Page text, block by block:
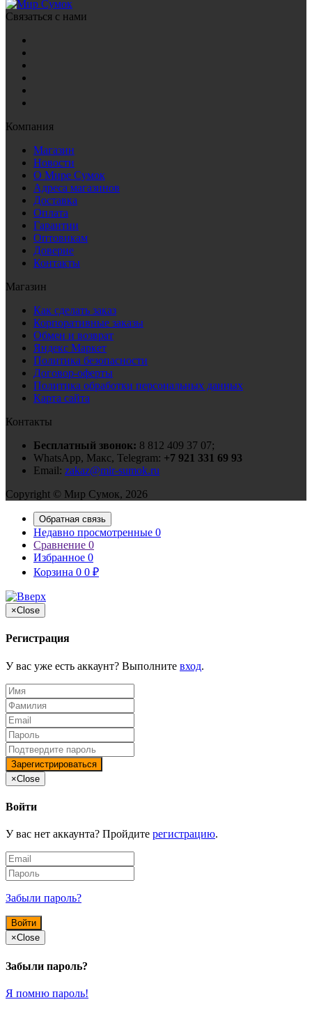
Связаться с нами
Компания
Магазин
Новости
О Мире Сумок
Адреса магазинов
Доставка
Оплата
Гарантии
Оптовикам
Доверие
Контакты
Магазин
Как сделать заказ
Корпоративные заказы
Обмен и возврат
Яндекс Маркет
Политика безопасности
Договор-оферты
Политика обработки персональных данных
Карта сайта
Контакты
Бесплатный звонок: 8 812 409 37 07;
WhatsApp, Макс, Telegram: +7 921 331 69 93
Email: zakaz@mir-sumok.ru
Copyright © Мир Сумок, 2026
Обратная связь
Недавно просмотренные 0
Сравнение 0
Избранное 0
Корзина 0 0 ₽
×Close
Регистрация
У вас уже есть аккаунт? Выполните вход.
×Close
Войти
У вас нет аккаунта? Пройдите регистрацию.
Забыли пароль?
×Close
Забыли пароль?
Я помню пароль!